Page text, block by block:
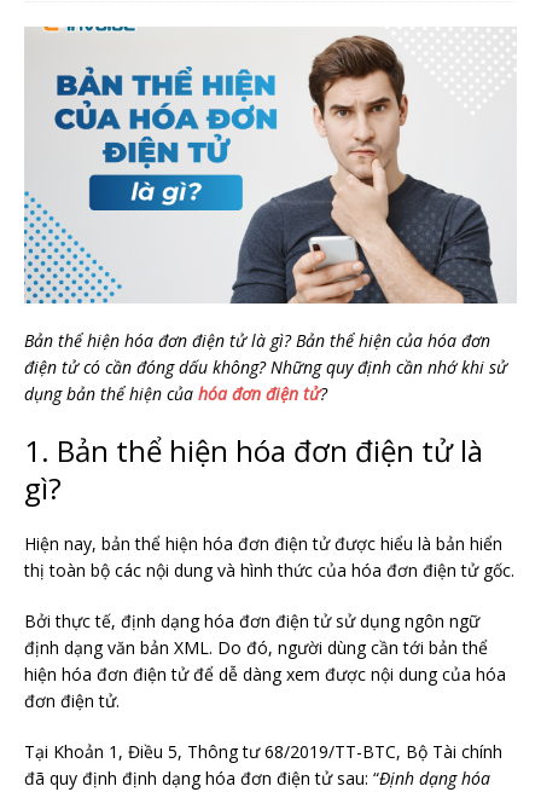
Bản thể hiện hóa đơn điện tử là gì? Bản thể hiện của hóa đơn
điện tử có cần đóng dấu không? Những quy định cần nhớ khi sử
dụng bản thể hiện của hóa đơn điện tử?
1. Bản thể hiện hóa đơn điện tử là
gì?
Hiện nay, bản thể hiện hóa đơn điện tử được hiểu là bản hiển
thị toàn bộ các nội dung và hình thức của hóa đơn điện tử gốc.
Bởi thực tế, định dạng hóa đơn điện tử sử dụng ngôn ngữ
định dạng văn bản XML. Do đó, người dùng cần tới bản thể
hiện hóa đơn điện tử để dễ dàng xem được nội dung của hóa
đơn điện tử.
Tại Khoản 1, Điều 5, Thông tư 68/2019/TT-BTC, Bộ Tài chính
đã quy định định dạng hóa đơn điện tử sau: “Định dạng hóa